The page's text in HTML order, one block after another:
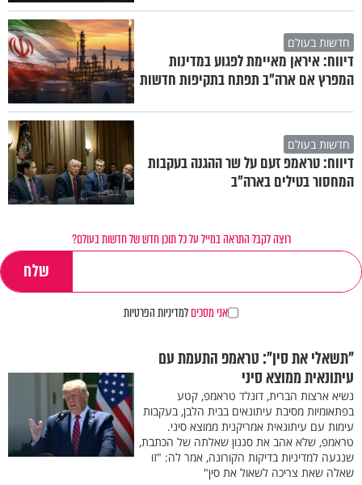
חדשות בעולם
דיווח: איראן מאיימת לפגוע במדינות
המפרץ אם ארה"ב תפתח בתקיפות חדשות
חדשות בעולם
דיווח: טראמפ זעם על שר ההגנה בעקבות
המחסור בטילים בארה"ב
רוצה לקבל התראה במייל על כל תוכן חדש של חדשות בעולם?
אני מסכיםלמדיניות הפרטיות
"תשאלי את סין": טראמפ התעמת עם
עיתונאית ממוצא סיני
נשיא ארצות הברית, דונלד טראמפ, קטע
בפתאומיות מסיבת עיתונאים בבית הלבן, בעקבות
עימות עם עיתונאית אמריקנית ממוצא סיני.
טראמפ, שלא אהב את סגנון שאלתה של הכתבת,
שנגעה למדיניות בדיקות הקורונה, אמר לה: "זו
שאלה שאת צריכה לשאול את סין"